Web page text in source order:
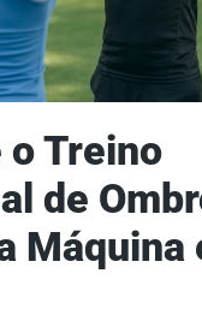
o Treino
de
Máquina